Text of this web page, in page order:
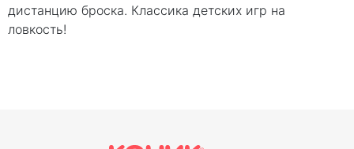
дистанцию броска. Классика детских игр на
ловкость!